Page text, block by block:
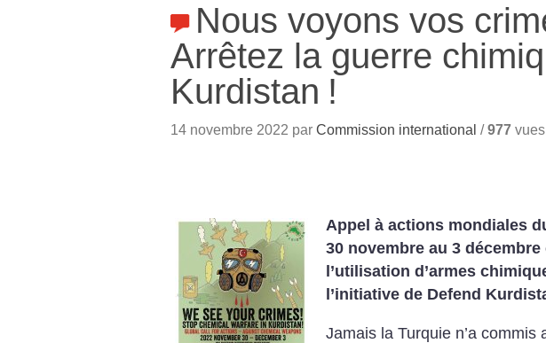
Nous voyons vos
Arrêtez la guerre
Kurdistan !
14 novembre 2022 par Commission international /977 vues
Appel à actions mondiales
30 novembre au 3
l’utilisation d’armes
l’initiative de Defend
Jamais la Turquie n’a commis